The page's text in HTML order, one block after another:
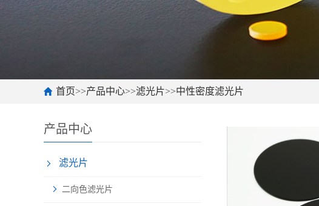
首页>>产品中心>>滤光片>>中性密度滤光片
产品中心
滤光片
二向色滤光片